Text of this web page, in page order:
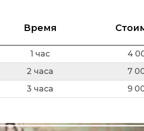
Время
1 час
4
2 часа
7
3 часа
9